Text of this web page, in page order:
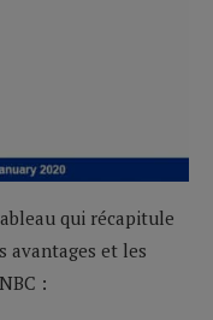
qui récapitule
avantages et les
: